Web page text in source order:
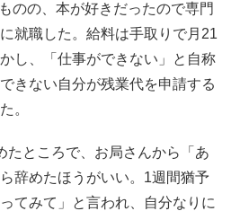
のの、本が好きだったので専門
就職した。給料は手取りで月21
し、「仕事ができない」と自称
きない自分が残業代を申請する
。
ところで、お局さんから「あ
辞めたほうがいい。1週間猶予
てみて」と言われ、自分なりに